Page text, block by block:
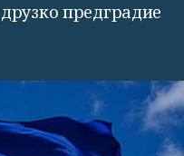
предградие